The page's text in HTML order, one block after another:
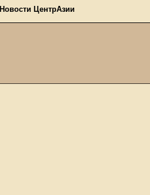
Новости ЦентрАзии